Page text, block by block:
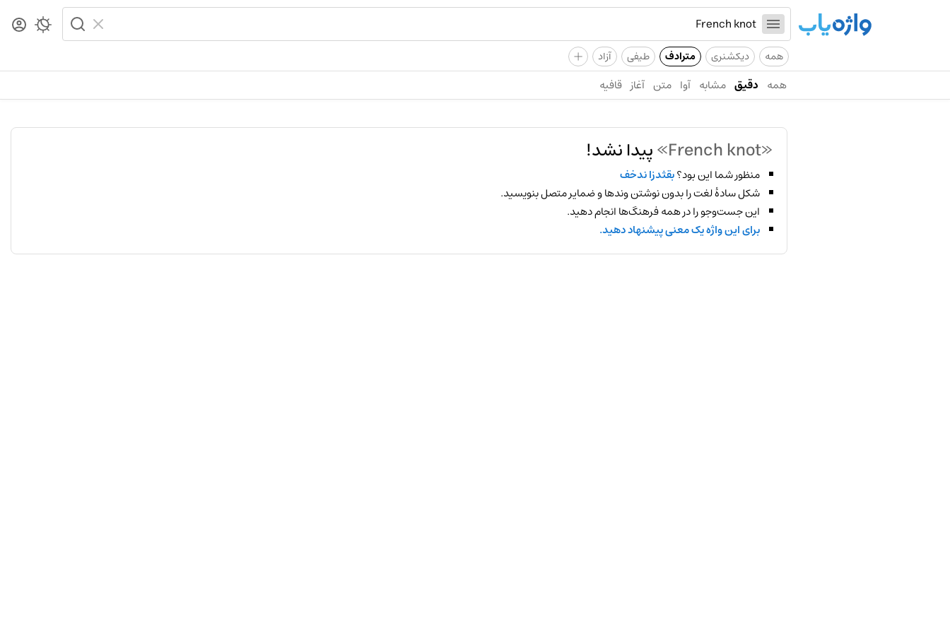
همه دیکشنری مترادف طیفی آزاد +
همه دقیق مشابه آوا متن آغاز قافیه
«French knot» پیدا نشد!
منظور شما این بود؟بقثدزا ندخف
شکل سادهٔ لغت را بدون نوشتن وندها و ضمایر متصل بنویسید.
این جست‌وجو را در همه فرهنگ‌ها انجام دهید.
برای این واژه یک معنی پیشنهاد دهید.